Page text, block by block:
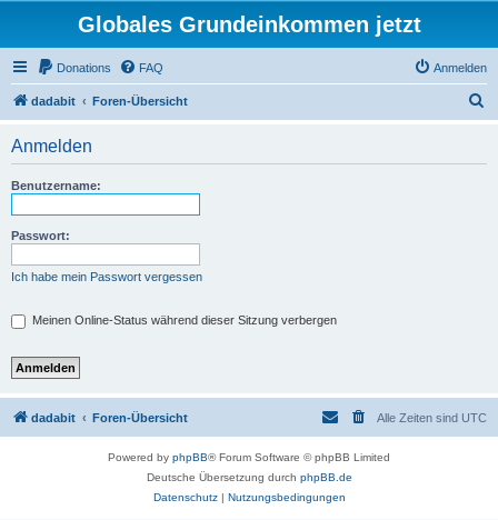
Globales Grundeinkommen jetzt
Donations FAQ Anmelden
dadabit Foren-Übersicht
Anmelden
Benutzername:
Passwort:
Ich habe mein Passwort vergessen
Meinen Online-Status während dieser Sitzung verbergen
dadabit Foren-Übersicht Alle Zeiten sind UTC
Powered by phpBB® Forum Software © phpBB Limited
Deutsche Übersetzung durch phpBB.de
Datenschutz| Nutzungsbedingungen